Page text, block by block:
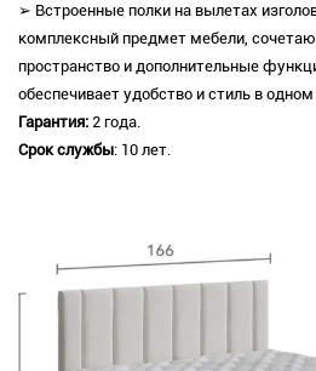
➢ Встроенные полки на вылетах
комплексный предмет мебели,
пространство и дополнительные
обеспечивает удобство и стиль в
Гарантия: 2 года.
Срок службы: 10 лет.